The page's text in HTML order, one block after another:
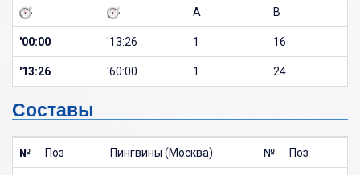
A B
'00:00 '13:26 1 16
'13:26 '60:00 1 24
Составы
№ Поз Пингвины (Москва) № Поз